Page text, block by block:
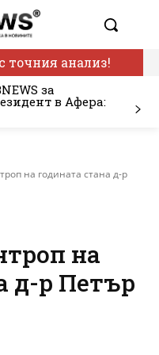
точния анализ!
за
в Афера:
на годината стана д-р
на
д-р Петър